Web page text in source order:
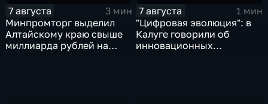
7 августа
3 мин
Минпромторг выделил
Алтайскому краю свыше
миллиарда рублей на
7 августа
1 мин
"Цифровая эволюция": в
Калуге говорили об
инновационных